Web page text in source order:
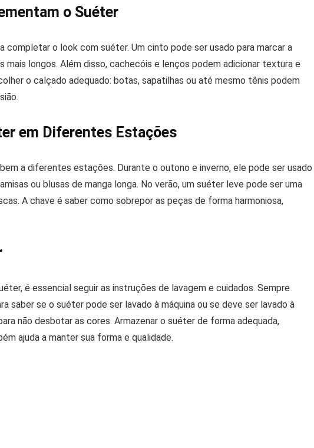
o Suéter
completar o look com suéter. Um cinto pode ser usado para marcar a
longos. Além disso, cachecóis e lenços podem adicionar textura e
o calçado adequado: botas, sapatilhas ou até mesmo tênis podem
em Diferentes Estações
a diferentes estações. Durante o outono e inverno, ele pode ser usado
ou blusas de manga longa. No verão, um suéter leve pode ser uma
A chave é saber como sobrepor as peças de forma harmoniosa,
é essencial seguir as instruções de lavagem e cuidados. Sempre
saber se o suéter pode ser lavado à máquina ou se deve ser lavado à
não desbotar as cores. Armazenar o suéter de forma adequada,
ajuda a manter sua forma e qualidade.